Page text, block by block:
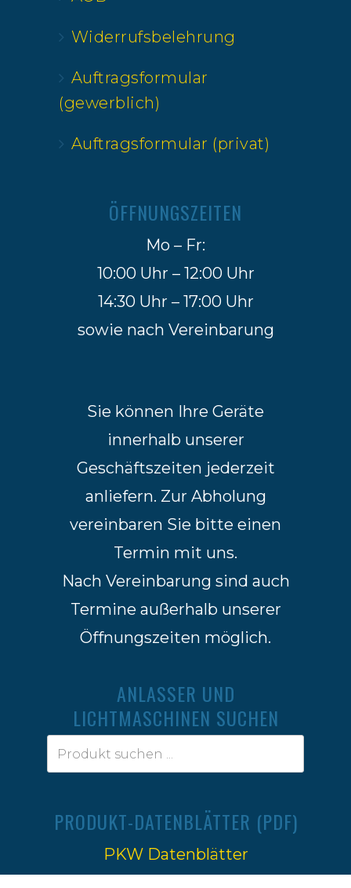
Widerrufsbelehrung
Auftragsformular
(gewerblich)
Auftragsformular (privat)
ÖFFNUNGSZEITEN
Mo – Fr:
10:00 Uhr – 12:00 Uhr
14:30 Uhr – 17:00 Uhr
sowie nach Vereinbarung
Sie können Ihre Geräte
innerhalb unserer
Geschäftszeiten jederzeit
anliefern. Zur Abholung
vereinbaren Sie bitte einen
Termin mit uns.
Nach Vereinbarung sind auch
Termine außerhalb unserer
Öffnungszeiten möglich.
ANLASSER UND
LICHTMASCHINEN SUCHEN
PRODUKT-DATENBLÄTTER (PDF)
PKW Datenblätter